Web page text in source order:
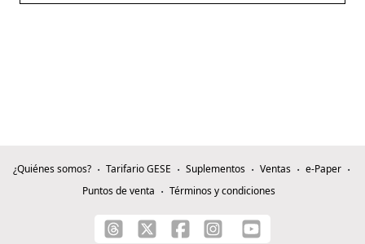
¿Quiénes somos? Tarifario GESE Suplementos Ventas
e-Paper
Puntos de venta
Términos y condiciones